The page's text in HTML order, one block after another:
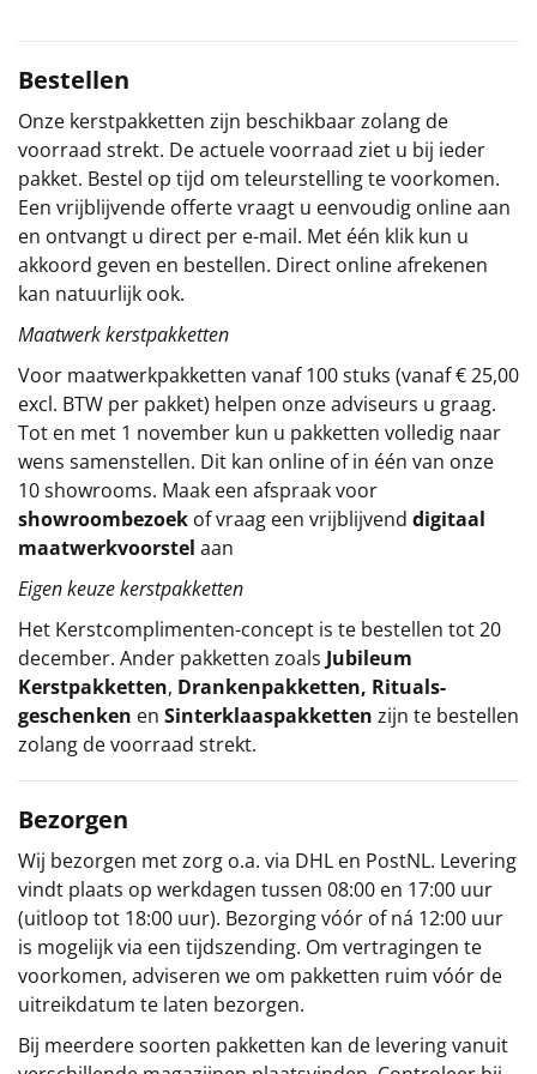
Sinterklaaspakketten
Particulier
Kerstgeschenken 2026
Relatiegeschenken
Cadeaubon
Per stuk
Alle overige
Bestellen
Onze kerstpakketten zijn beschikbaar zolang de
voorraad strekt. De actuele voorraad ziet u bij ieder
pakket. Bestel op tijd om teleurstelling te voorkomen.
Een vrijblijvende offerte vraagt u eenvoudig online aan
en ontvangt u direct per e-mail. Met één klik kun u
akkoord geven en bestellen. Direct online afrekenen
kan natuurlijk ook.
Maatwerk kerstpakketten
Voor maatwerkpakketten vanaf 100 stuks (vanaf € 25,00
excl. BTW per pakket) helpen onze adviseurs u graag.
Tot en met 1 november kun u pakketten volledig naar
wens samenstellen. Dit kan online of in één van onze
10 showrooms. Maak een afspraak voor
showroombezoek of vraag een vrijblijvend digitaal
maatwerkvoorstel aan
Eigen keuze kerstpakketten
Het Kerstcomplimenten-concept is te bestellen tot 20
december. Ander pakketten zoals Jubileum
Kerstpakketten, Drankenpakketten, Rituals-
geschenken en Sinterklaaspakketten zijn te bestellen
zolang de voorraad strekt.
Bezorgen
Wij bezorgen met zorg o.a. via DHL en PostNL. Levering
vindt plaats op werkdagen tussen 08:00 en 17:00 uur
(uitloop tot 18:00 uur). Bezorging vóór of ná 12:00 uur
is mogelijk via een tijdszending. Om vertragingen te
voorkomen, adviseren we om pakketten ruim vóór de
uitreikdatum te laten bezorgen.
Bij meerdere soorten pakketten kan de levering vanuit